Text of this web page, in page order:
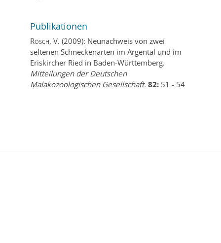
Publikationen
Rösch, V. (2009): Neunachweis von zwei
seltenen Schneckenarten im Argental und im
Eriskircher Ried in Baden-Württemberg.
Mitteilungen der Deutschen
Malakozoologischen Gesellschaft. 82: 51 - 54